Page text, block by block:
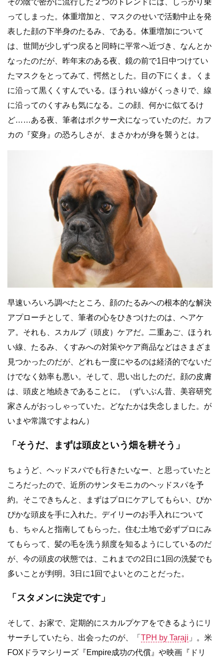
その陰で密かに流行した２つのトレンドには、しっかり乗
ってしまった。体重増加と、マスクのせいで活動中止を発
表した顔の下半身のたるみ、である。体重増加について
は、世間が少しずつ戻ると同時に平常へ近づき、なんとか
なったのだが、昨年末のある夜、鏡の前で1日中つけてい
たマスクをとってみて、愕然とした。目の下にくま。くま
に沿って黒くくすんでいる。ほうれい線がくっきりで、線
に沿ってのくすみも気になる。この顔、何かに似てるけ
ど……ある夜、筆者はボクサー犬になっていたのだ。カフ
カの『変身』の恐ろしさが、まさかわが身を襲うとは。
早速いろいろ調べたところ、顔のたるみへの根本的な解決
アプローチとして、筆者の心をひきつけたのは、ヘアケ
ア。それも、スカルプ（頭皮）ケアだ。二重あご、ほうれ
い線、たるみ、くすみへの対策やケア商品などはさまざま
見つかったのだが、どれも一度にやるのは経済的でないだ
けでなく効率も悪い。そして、思い出したのだ。顔の皮膚
は、頭皮と地続きであることに。（ずいぶん昔、美容研究
家さんがおっしゃっていた。どなたかは失念しました。が
いまや常識ですよねん）
「そうだ、まずは頭皮という畑を耕そう」
ちょうど、ヘッドスパでも行きたいなー、と思っていたと
ころだったので、近所のサンタモニカのヘッドスパを予
約。そこできちんと、まずはプロにケアしてもらい、ぴか
ぴかな頭皮を手に入れた。デイリーのお手入れについて
も、ちゃんと指南してもらった。住む土地で必ずプロにみ
てもらって、髪の毛を洗う頻度を知るようにしているのだ
が、今の頭皮の状態では、これまでの2日に1回の洗髪でも
多いことが判明。3日に1回でよいとのことだった。
「スタメンに決定です」
そして、お家で、定期的にスカルプケアをできるようにリ
サーチしていたら、出会ったのが、「 TPH by Taraji 」。米
FOXドラマシリーズ『Empire成功の代償』や映画『ドリ